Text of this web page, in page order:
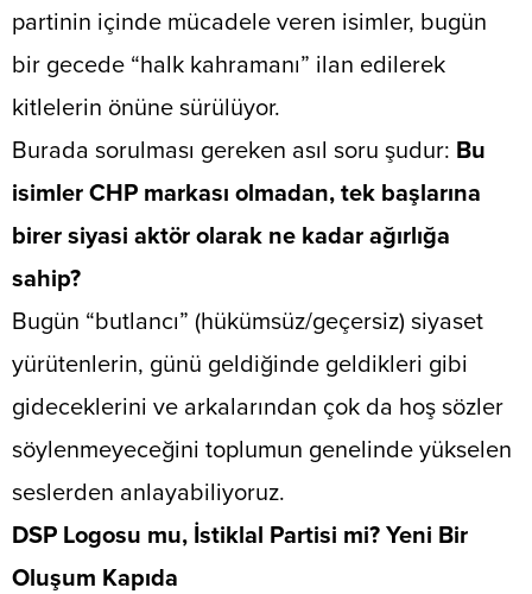
partinin içinde mücadele veren isimler, bugün
bir gecede “halk kahramanı” ilan edilerek
kitlelerin önüne sürülüyor.
​Burada sorulması gereken asıl soru şudur: Bu
isimler CHP markası olmadan, tek başlarına
birer siyasi aktör olarak ne kadar ağırlığa
sahip?
​Bugün “butlancı” (hükümsüz/geçersiz) siyaset
yürütenlerin, günü geldiğinde geldikleri gibi
gideceklerini ve arkalarından çok da hoş sözler
söylenmeyeceğini toplumun genelinde yükselen
seslerden anlayabiliyoruz.
​DSP Logosu mu, İstiklal Partisi mi? Yeni Bir
Oluşum Kapıda